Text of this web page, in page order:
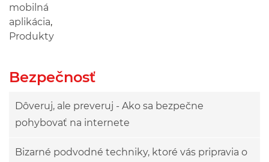
mobilná
aplikácia,
Produkty
Bezpečnosť
Dôveruj, ale preveruj - Ako sa bezpečne
pohybovať na internete
Bizarné podvodné techniky, ktoré vás pripravia o